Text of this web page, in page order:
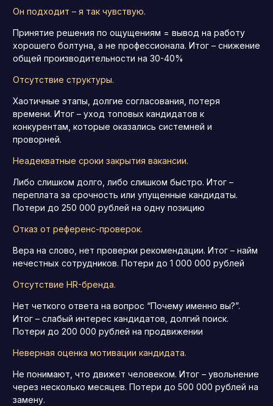
Он подходит – я так чувствую.
Принятие решения по ощущениям = вывод на работу
хорошего болтуна, а не профессионала. Итог – снижение
общей производительности на 30-40%
Отсутствие структуры.
Хаотичные этапы, долгие согласования, потеря
времени. Итог – уход топовых кандидатов к
конкурентам, которые оказались системней и
проворней.
Неадекватные сроки закрытия вакансии.
Либо слишком долго, либо слишком быстро. Итог –
переплата за срочность или упущенные кандидаты.
Потери до 250 000 рублей на одну позицию
Отказ от референс-проверок.
Вера на слово, нет проверки рекомендации. Итог – найм
нечестных сотрудников. Потери до 1 000 000 рублей
Отсутствие HR-бренда.
Нет четкого ответа на вопрос “Почему именно вы?”.
Итог – слабый интерес кандидатов, долгий поиск.
Потери до 200 000 рублей на продвижении
Неверная оценка мотивации кандидата.
Не понимают, что движет человеком. Итог – увольнение
через несколько месяцев. Потери до 500 000 рублей на
замену.